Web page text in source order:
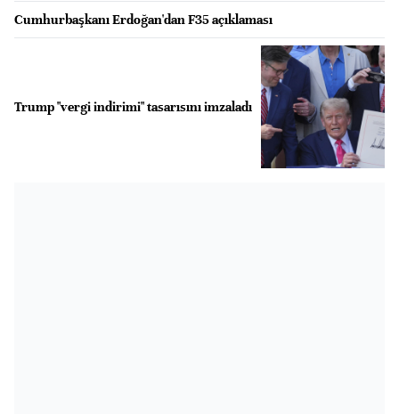
Cumhurbaşkanı Erdoğan'dan F35 açıklaması
Trump "vergi indirimi" tasarısını imzaladı